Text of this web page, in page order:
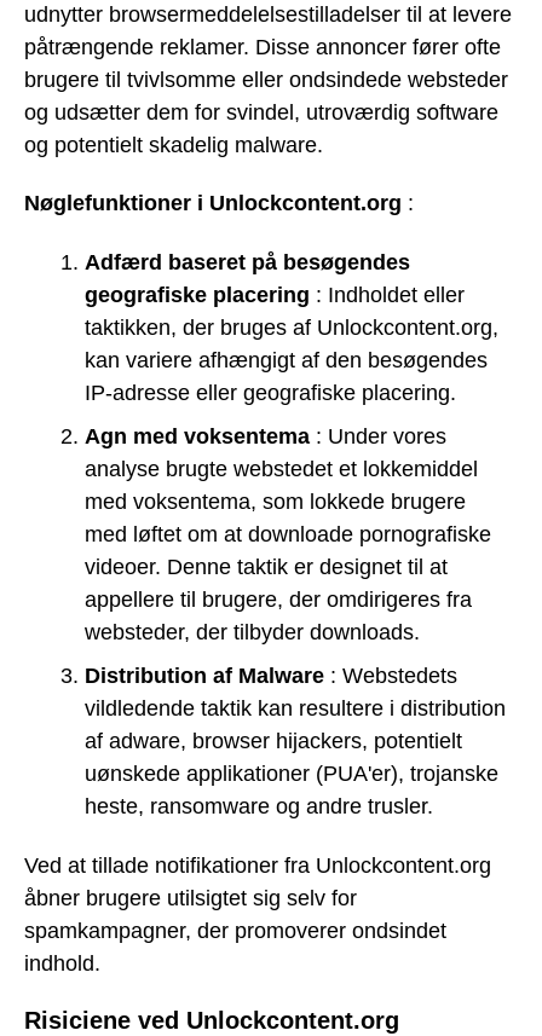
udnytter browsermeddelelsestilladelser til at levere
påtrængende reklamer. Disse annoncer fører ofte
brugere til tvivlsomme eller ondsindede websteder
og udsætter dem for svindel, utroværdig software
og potentielt skadelig malware.
Nøglefunktioner i Unlockcontent.org :
Adfærd baseret på besøgendes
geografiske placering : Indholdet eller
taktikken, der bruges af Unlockcontent.org,
kan variere afhængigt af den besøgendes
IP-adresse eller geografiske placering.
Agn med voksentema : Under vores
analyse brugte webstedet et lokkemiddel
med voksentema, som lokkede brugere
med løftet om at downloade pornografiske
videoer. Denne taktik er designet til at
appellere til brugere, der omdirigeres fra
websteder, der tilbyder downloads.
Distribution af Malware : Webstedets
vildledende taktik kan resultere i distribution
af adware, browser hijackers, potentielt
uønskede applikationer (PUA'er), trojanske
heste, ransomware og andre trusler.
Ved at tillade notifikationer fra Unlockcontent.org
åbner brugere utilsigtet sig selv for
spamkampagner, der promoverer ondsindet
indhold.
Risiciene ved Unlockcontent.org